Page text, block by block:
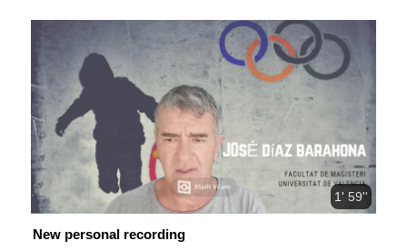
1' 59''
New personal recording